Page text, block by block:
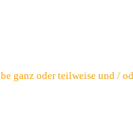
ganz oder teilweise und /